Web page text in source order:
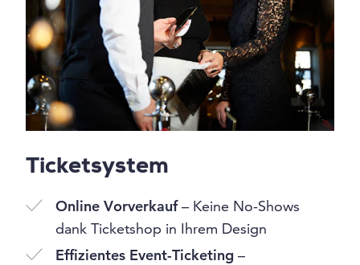
Ticketsystem
Online Vorverkauf– Keine No-Shows
dank Ticketshop in Ihrem Design
Effizientes Event-Ticketing –